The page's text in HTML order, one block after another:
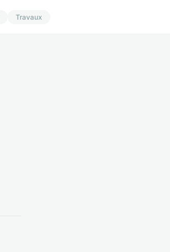
Travaux